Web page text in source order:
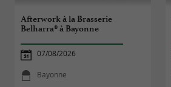
Afterwork à la Brasserie
Belharra® à Bayonne
07/08/2026
Bayonne